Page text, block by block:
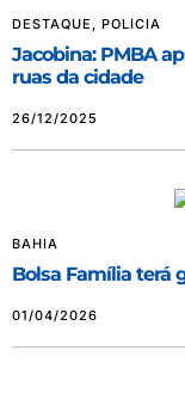
DESTAQUE , POLICIA
Jacobina: PMBA
ruas da cidade
26/12/2025
BAHIA
Bolsa Família terá
01/04/2026